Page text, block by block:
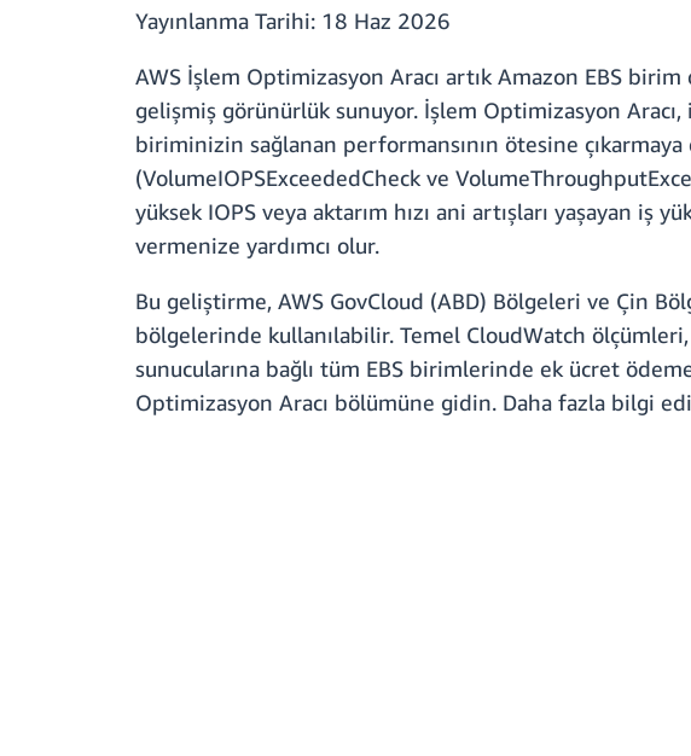
Yayınlanma Tarihi: 18 Haz 2026
AWS İşlem Optimizasyon Aracı artık Amazon EBS
gelişmiş görünürlük sunuyor. İşlem Optimizasyon
biriminizin sağlanan performansının ötesine çıkarmaya
(VolumeIOPSExceededCheck ve
yüksek IOPS veya aktarım hızı ani artışları yaşayan
vermenize yardımcı olur.
Bu geliştirme, AWS GovCloud (ABD) Bölgeleri ve Çin
bölgelerinde kullanılabilir. Temel CloudWatch
sunucularına bağlı tüm EBS birimlerinde ek ücret
Optimizasyon Aracı bölümüne gidin. Daha fazla bilgi